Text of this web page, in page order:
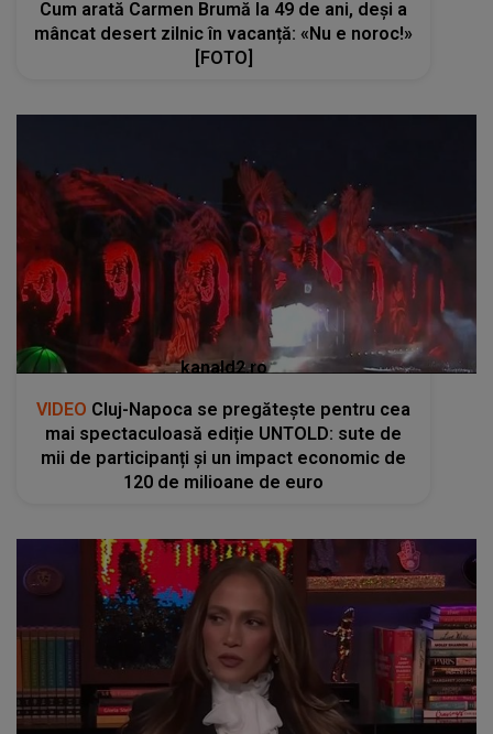
Cum arată Carmen Brumă la 49 de ani, deși a
mâncat desert zilnic în vacanță: «Nu e noroc!»
[FOTO]
kanald2.ro
VIDEO Cluj-Napoca se pregătește pentru cea
mai spectaculoasă ediție UNTOLD: sute de
mii de participanți și un impact economic de
120 de milioane de euro